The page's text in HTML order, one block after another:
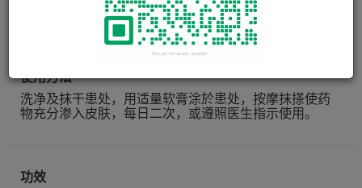
使用方法
洗净及抹干患处，用适量软膏涂於患处，按摩抹搽使药
物充分渗入皮肤，每日二次，或遵照医生指示使用。
功效